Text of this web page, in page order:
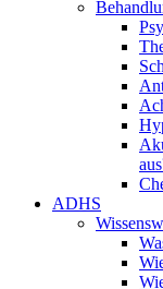
ADHS